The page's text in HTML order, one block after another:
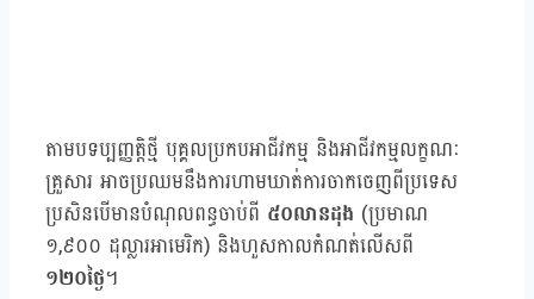
តាមបទប្បញ្ញត្តិថ្មី បុគ្គលប្រកបអាជីវកម្ម និងអាជីវកម្មលក្ខណៈ
គ្រួសារ អាចប្រឈមនឹងការហាមឃាត់ការចាកចេញពីប្រទេស
ប្រសិនបើមានបំណុលពន្ធចាប់ពី ៥០លានដុង (ប្រមាណ
១,៩០០ ដុល្លារអាមេរិក) និងហួសកាលកំណត់លើសពី
១២០ថ្ងៃ។